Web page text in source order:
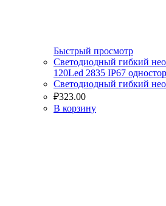
Быстрый просмотр
Светодиодный гибкий
120Led 2835 IP67
Светодиодный гибкий
₽323.00
В корзину